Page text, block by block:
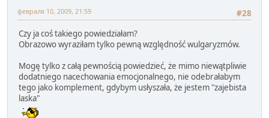
#28
февраля 10, 2009, 21:59
Czy ja coś takiego powiedziałam?
Obrazowo wyraziłam tylko pewną względność wulgaryzmów.
Mogę tylko z całą pewnością powiedzieć, że mimo niewątpliwie
dodatniego nacechowania emocjonalnego, nie odebrałabym
tego jako komplement, gdybym usłyszała, że jestem "zajebista
laska"